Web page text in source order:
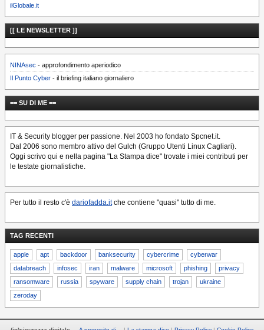
ilGlobale.it
[[ LE NEWSLETTER ]]
NINAsec - approfondimento aperiodico
Il Punto Cyber - il briefing italiano giornaliero
== SU DI ME ==
IT & Security blogger per passione. Nel 2003 ho fondato Spcnet.it.
Dal 2006 sono membro attivo del Gulch (Gruppo Utenti Linux Cagliari).
Oggi scrivo qui e nella pagina "La Stampa dice" trovate i miei contributi per
le testate giornalistiche.
Per tutto il resto c'è dariofadda.itche contiene "quasi" tutto di me.
TAG RECENTI
apple apt backdoor banksecurity cybercrime
cyberwar
databreach
infosec iran malware microsoft phishing
privacy
ransomware
russia spyware supply chain trojan
ukraine
zeroday